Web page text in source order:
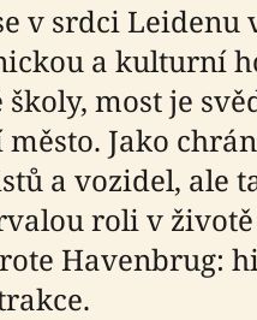
v srdci
a kulturní
most je
Jako
a vozidel, ale
roli v